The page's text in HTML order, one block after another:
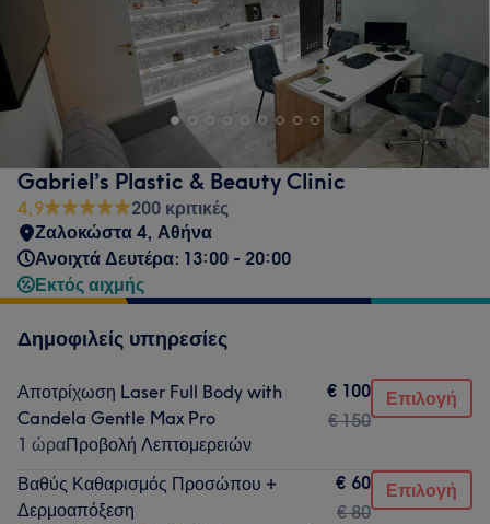
Gabriel’s Plastic & Beauty Clinic
4,9
200 κριτικές
Ζαλοκώστα 4, Αθήνα
Ανοιχτά Δευτέρα: 13:00 - 20:00
Εκτός αιχμής
Δημοφιλείς υπηρεσίες
Αποτρίχωση Laser Full Body with
Candela Gentle Max Pro
1 ώραΠροβολή Λεπτομερειών
€ 100
€ 150
Επιλογή
Βαθύς Καθαρισμός Προσώπου +
Δερμοαπόξεση
€ 60
€ 80
Επιλογή